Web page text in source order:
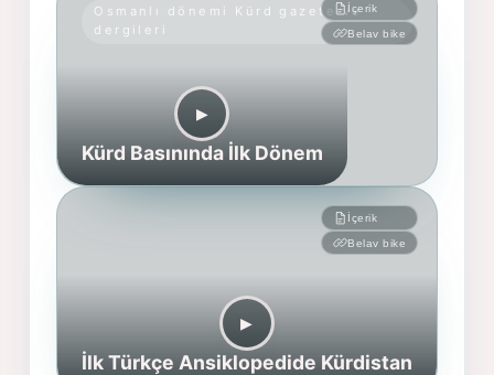
Osmanlı dönemi Kürd gazete ve
dergileri
İçerik
Belav bike
▶︎
Kürd Basınında İlk Dönem
İçerik
Belav bike
▶︎
İlk Türkçe Ansiklopedide Kürdistan